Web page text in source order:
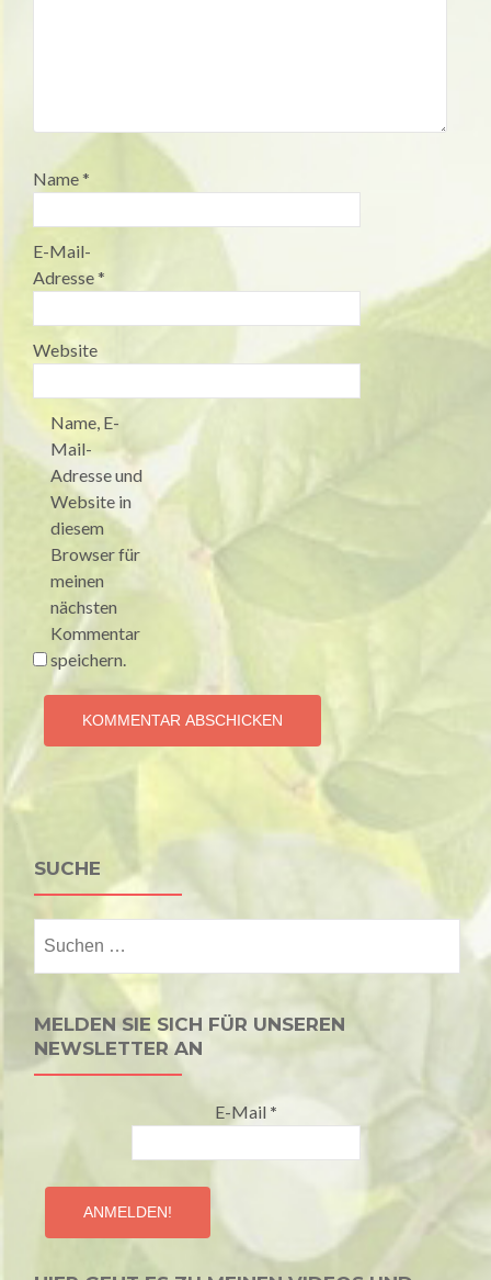
Name*
E-Mail-
Adresse*
Website
Name, E-
Mail-
Adresse und
Website in
diesem
Browser für
meinen
nächsten
Kommentar
speichern.
SUCHE
nach:
MELDEN SIE SICH FÜR UNSEREN
NEWSLETTER AN
E-Mail *